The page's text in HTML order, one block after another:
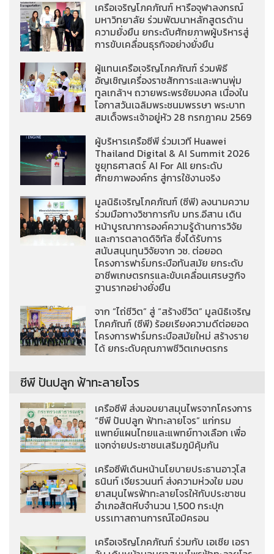
เครือเจริญโภคภัณฑ์ หารือจุฬาลงกรณ์
มหาวิทยาลัย ร่วมพัฒนาหลักสูตรด้าน
ความยั่งยืน ยกระดับศักยภาพผู้บริหารสู่
การขับเคลื่อนธุรกิจอย่างยั่งยืน
ผู้แทนเครือเจริญโภคภัณฑ์ ร่วมพิธี
อัญเชิญเครื่องราชสักการะและพานพุ่ม
ทูลเกล้าฯ ถวายพระพรชัยมงคล เนื่องใน
โอกาสวันเฉลิมพระชนมพรรษา พระบาท
สมเด็จพระเจ้าอยู่หัว 28 กรกฎาคม 2569
ผู้บริหารเครือซีพี ร่วมเวที Huawei
Thailand Digital & AI Summit 2026
ชูยุทธศาสตร์ AI For All ยกระดับ
ศักยภาพองค์กร สู่การใช้งานจริง
มูลนิธิเจริญโภคภัณฑ์ (ซีพี) ลงนามความ
ร่วมมือทางวิชาการกับ มทร.อีสาน เดิน
หน้าบูรณาการองค์ความรู้ด้านการวิจัย
และการตลาดดิจิทัล ซึ่งได้รับการ
สนับสนุนทุนวิจัยจาก วช. ต่อยอด
โครงการฟาร์มกระบือทันสมัย ยกระดับ
อาชีพเกษตรกรและขับเคลื่อนเศรษฐกิจ
ฐานรากอย่างยั่งยืน
จาก “ไถ่ชีวิต” สู่ “สร้างชีวิต” มูลนิธิเจริญ
โภคภัณฑ์ (ซีพี) ร้อยเรียงความดีต่อยอด
โครงการฟาร์มกระบือสมัยใหม่ สร้างราย
ได้ ยกระดับคุณภาพชีวิตเกษตรกร
ซีพี ปันปลูก ฟ้าทะลายโจร
เครือซีพี ส่งมอบยาสมุนไพรจากโครงการ
“ซีพี ปันปลูก ฟ้าทะลายโจร” แก่กรม
แพทย์แผนไทยและแพทย์ทางเลือก เพื่อ
แจกจ่ายประชาชนเสริมภูมิคุ้มกัน
เครือซีพีเดินหน้านโยบายประธานอาวุโส
ธนินท์ เจียรวนนท์ ส่งความห่วงใย มอบ
ยาสมุนไพรฟ้าทะลายโจรให้กับประชาชน
อำเภอสัตหีบจำนวน 1,500 กระปุก
บรรเทาสถานการณ์โอมิครอน
เครือเจริญโภคภัณฑ์ ร่วมกับ เอเชีย เอรา